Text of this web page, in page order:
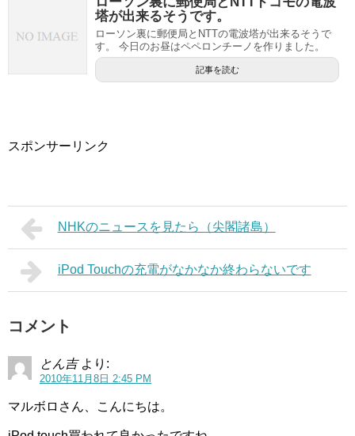
塔が出来るそうです。
ローソン裏に郵便局とNTTの電波塔が出来るそうで
す。 今日のお昼はペペロンチーノを作りました。
記事を読む
スポンサーリンク
NHKのニュースを見たら（尖閣諸島）
iPod Touchの充電がなかなか終わらないです
コメント
とん吉 より:
2010年11月8日 2:45 PM
マルボロさん、こんにちは。